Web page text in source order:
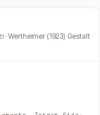
· Wertheimer (1923) Gestalt